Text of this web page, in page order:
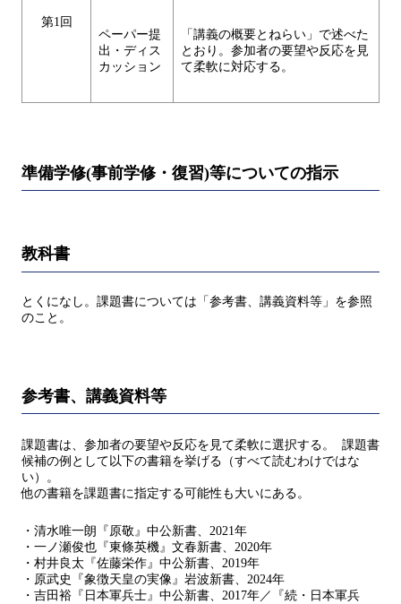
第1回
ペーパー提
出・ディス
カッション
「講義の概要とねらい」で述べた
とおり。参加者の要望や反応を見
て柔軟に対応する。
準備学修(事前学修・復習)等についての指示
教科書
とくになし。課題書については「参考書、講義資料等」を参照
のこと。
参考書、講義資料等
課題書は、参加者の要望や反応を見て柔軟に選択する。 課題書
候補の例として以下の書籍を挙げる（すべて読むわけではな
い）。
他の書籍を課題書に指定する可能性も大いにある。
・清水唯一朗『原敬』中公新書、2021年
・一ノ瀬俊也『東條英機』文春新書、2020年
・村井良太『佐藤栄作』中公新書、2019年
・原武史『象徴天皇の実像』岩波新書、2024年
・吉田裕『日本軍兵士』中公新書、2017年／『続・日本軍兵